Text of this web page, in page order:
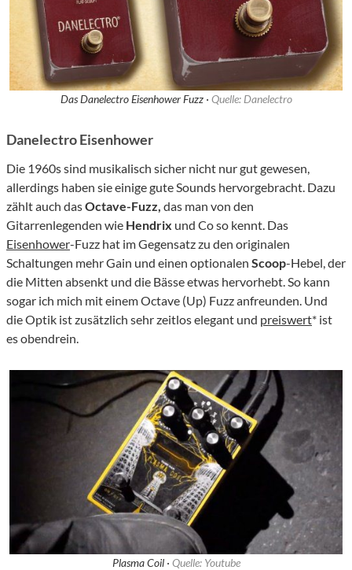
Das Danelectro Eisenhower Fuzz · Quelle: Danelectro
Danelectro Eisenhower
Die 1960s sind musikalisch sicher nicht nur gut gewesen,
allerdings haben sie einige gute Sounds hervorgebracht. Dazu
zählt auch dasOctave-Fuzz, das man von den
Gitarrenlegenden wie Hendrix und Co so kennt. Das
Eisenhower-Fuzz hat im Gegensatz zu den originalen
Schaltungen mehr Gain und einen optionalen Scoop-Hebel, der
die Mitten absenkt und die Bässe etwas hervorhebt. So kann
sogar ich mich mit einem Octave (Up) Fuzz anfreunden. Und
die Optik ist zusätzlich sehr zeitlos elegant und preiswert* ist
es obendrein.
Plasma Coil · Quelle: Youtube